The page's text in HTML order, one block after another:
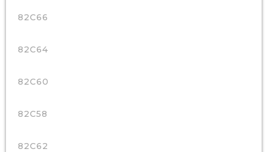
82C66
82C64
82C60
82C58
82C62